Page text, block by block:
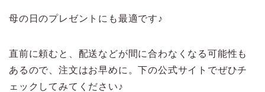
母の日のプレゼントにも最適です♪
直前に頼むと、配送などが間に合わなくなる可能性も
あるので、注文はお早めに。下の公式サイトでぜひチ
ェックしてみてください♪